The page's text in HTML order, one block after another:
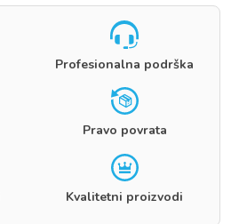
Profesionalna podrška
Pravo povrata
Kvalitetni proizvodi